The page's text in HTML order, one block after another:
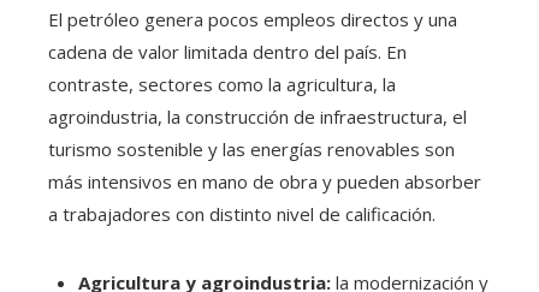
El petróleo genera pocos empleos directos y una
cadena de valor limitada dentro del país. En
contraste, sectores como la agricultura, la
agroindustria, la construcción de infraestructura, el
turismo sostenible y las energías renovables son
más intensivos en mano de obra y pueden absorber
a trabajadores con distinto nivel de calificación.
Agricultura y agroindustria: la modernización y